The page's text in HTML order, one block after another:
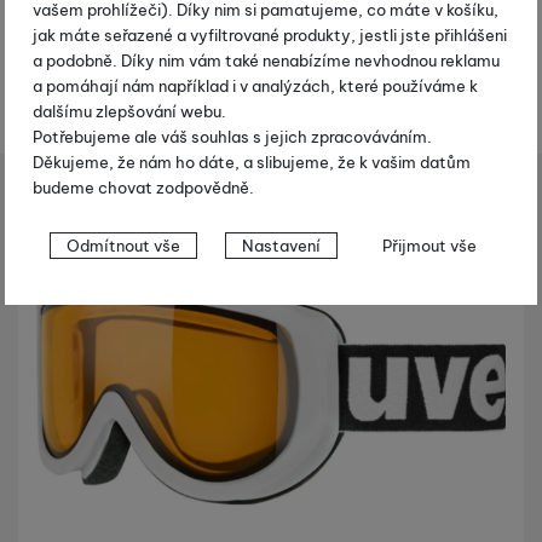
vašem prohlížeči). Díky nim si pamatujeme, co máte v košíku,
jak máte seřazené a vyfiltrované produkty, jestli jste přihlášeni
a podobně. Díky nim vám také nenabízíme nevhodnou reklamu
a pomáhají nám například i v analýzách, které používáme k
dalšímu zlepšování webu.
Potřebujeme ale váš souhlas s jejich zpracováváním.
Děkujeme, že nám ho dáte, a slibujeme, že k vašim datům
budeme chovat zodpovědně.
Nastavení souhlasů s kategoriemi
cookies
Technické
Technické-bez těchto cookies náš web nebude fungovat
VŽDY AKTIVNÍ
Technické cookies umožňují váš průchod nákupním košíkem,
porovnávání produktů a další nezbytné funkce.
Preferenční a rozšířené funkce
Preferenční a rozšířené funkce - abyste nemuseli vše
nastavovat znovu a abyste se s námi mohli spojit např. pomocí
chatu.
Odmítnout vše Nastavení Přijmout vše
Sjezdové lyžování Lyžařské brýle
Fotografie